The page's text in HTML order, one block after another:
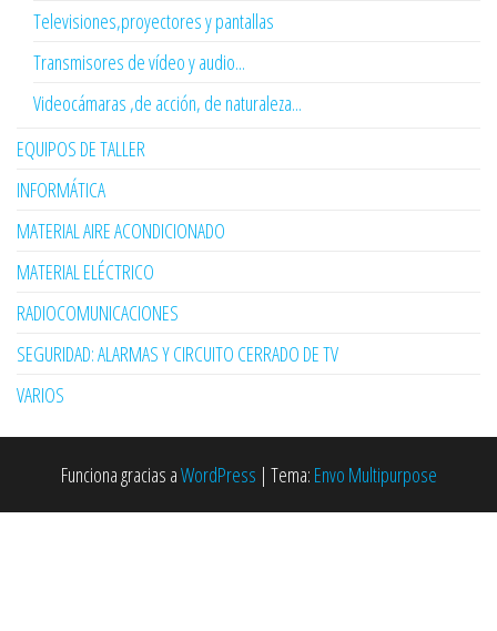
Televisiones,proyectores y pantallas
Transmisores de vídeo y audio...
Videocámaras ,de acción, de naturaleza...
EQUIPOS DE TALLER
INFORMÁTICA
MATERIAL AIRE ACONDICIONADO
MATERIAL ELÉCTRICO
RADIOCOMUNICACIONES
SEGURIDAD: ALARMAS Y CIRCUITO CERRADO DE TV
VARIOS
Funciona gracias aWordPress | Tema: Envo Multipurpose